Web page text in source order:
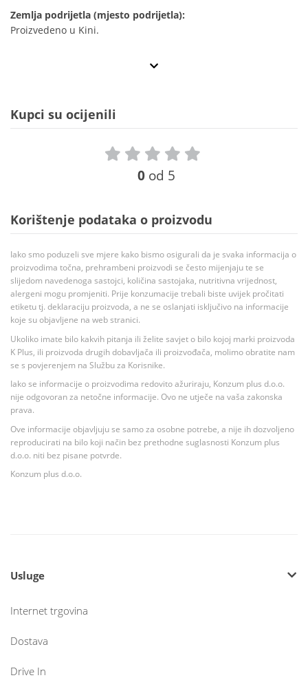
Zemlja podrijetla (mjesto podrijetla):
Proizvedeno u Kini.
Kupci su ocijenili
0 od 5
Korištenje podataka o proizvodu
Iako smo poduzeli sve mjere kako bismo osigurali da je svaka informacija o
proizvodima točna, prehrambeni proizvodi se često mijenjaju te se
slijedom navedenoga sastojci, količina sastojaka, nutritivna vrijednost,
alergeni mogu promjeniti. Prije konzumacije trebali biste uvijek pročitati
etiketu tj. deklaraciju proizvoda, a ne se oslanjati isključivo na informacije
koje su objavljene na web stranici.
Ukoliko imate bilo kakvih pitanja ili želite savjet o bilo kojoj marki proizvoda
K Plus, ili proizvoda drugih dobavljača ili proizvođača, molimo obratite nam
se s povjerenjem na Službu za Korisnike.
Iako se informacije o proizvodima redovito ažuriraju, Konzum plus d.o.o.
nije odgovoran za netočne informacije. Ovo ne utječe na vaša zakonska
prava.
Ove informacije objavljuju se samo za osobne potrebe, a nije ih dozvoljeno
reproducirati na bilo koji način bez prethodne suglasnosti Konzum plus
d.o.o. niti bez pisane potvrde.
Konzum plus d.o.o.
Usluge
Internet trgovina
Dostava
Drive In